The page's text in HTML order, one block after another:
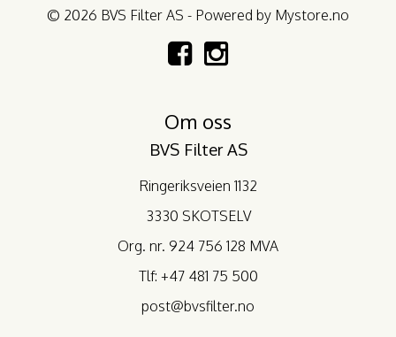
© 2026 BVS Filter AS - Powered by Mystore.no
Om oss
BVS Filter AS
Ringeriksveien 1132
3330 SKOTSELV
Org. nr. 924 756 128 MVA
Tlf: +47 481 75 500
post@bvsfilter.no